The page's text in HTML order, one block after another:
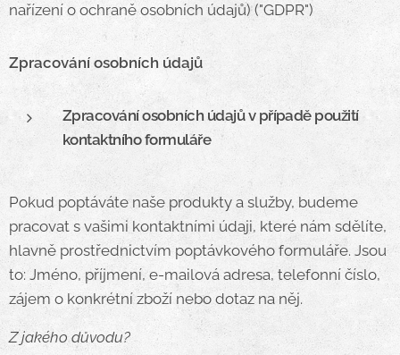
nařízení o ochraně osobních údajů) ("GDPR")
Zpracování osobních údajů
Zpracování osobních údajů v případě použití
kontaktního formuláře
Pokud poptáváte naše produkty a služby, budeme
pracovat s vašimi kontaktními údaji, které nám sdělíte,
hlavně prostřednictvím poptávkového formuláře. Jsou
to: Jméno, příjmení, e-mailová adresa, telefonní číslo,
zájem o konkrétní zboží nebo dotaz na něj.
Z jakého důvodu?